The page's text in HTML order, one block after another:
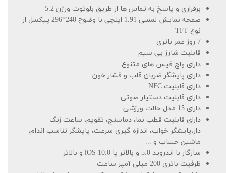
برقراری و پاسخ به تماس ها از طریق بلوتوث ورژن 5.2
صفحه نمایش لمسی 1.91 اینچی با وضوح 240*296 پیکسل از
نوع TFT
7 روز عمر باتری
قابلیت شارژ بی سیم
دارای واچ فیس های متنوع
دارای پایشگر ضربان قلب و فشار خون
دارای قابلیت NFC
دارای قابلیت دستیار صوتی
دارای 15 مدل حالت ورزشی
دارای قابلیت قطب نما، دماسنج، تقویم، ساعت زنگ
دار،پایشگر خواب، اندازه گیری سرعت، پایشگر تناسب اندام،
ماشین حساب و ...
سازگار با اندروید 5.0 و بالاتر یا iOS 10.0 و بالاتر
ظرفیت باتری 200 میلی آمپر ساعت